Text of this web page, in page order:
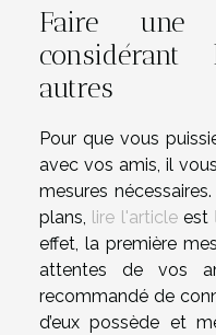
Faire une
autres
Pour que vous
avec vos amis, il
mesures
plans, lire l'articleest
effet, la première
attentes de vos
recommandé de
d’eux possède et